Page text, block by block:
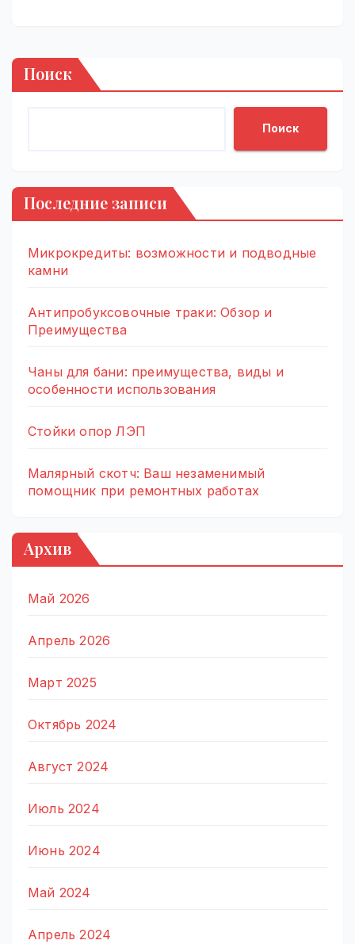
Поиск
Поиск
Последние записи
Микрокредиты: возможности и подводные
камни
Антипробуксовочные траки: Обзор и
Преимущества
Чаны для бани: преимущества, виды и
особенности использования
Стойки опор ЛЭП
Малярный скотч: Ваш незаменимый
помощник при ремонтных работах
Архив
Май 2026
Апрель 2026
Март 2025
Октябрь 2024
Август 2024
Июль 2024
Июнь 2024
Май 2024
Апрель 2024